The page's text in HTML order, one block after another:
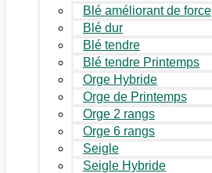
Blé améliorant de force
Blé dur
Blé tendre
Blé tendre Printemps
Orge Hybride
Orge de Printemps
Orge 2 rangs
Orge 6 rangs
Seigle
Seigle Hybride